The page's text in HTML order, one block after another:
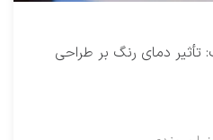
دمای رنگ بر طراحی